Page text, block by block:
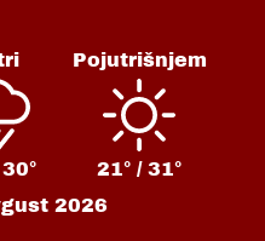
30°
Pojutrišnjem
21° / 31°
2026